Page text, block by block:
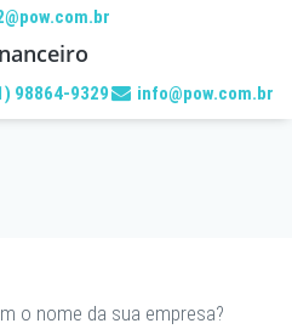
98864-9329 info@pow.com.br
o nome da sua empresa?